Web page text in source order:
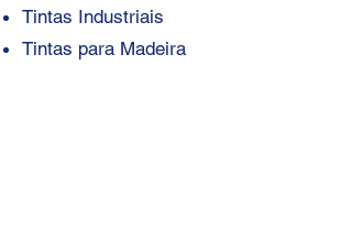
Tintas Industriais
Tintas para Madeira